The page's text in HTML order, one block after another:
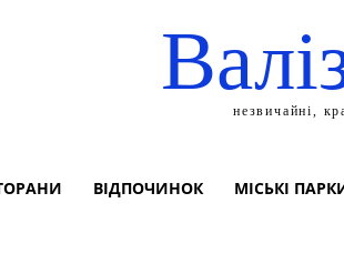
незвичайні,
ВІДПОЧИНОК МІСЬКІ